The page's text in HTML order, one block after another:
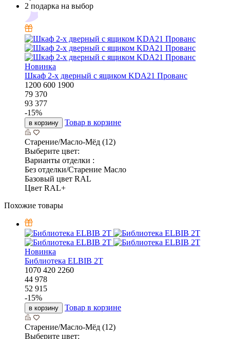
2 подарка на выбор
Новинка
Шкаф 2-х дверный с ящиком KDA21 Прованс
1200 600 1900
79 370
93 377
-15%
в корзину Товар в корзине
Старение/Масло-Мёд (12)
Выберите цвет:
Варианты отделки :
Без отделки/Старение Масло
Базовый цвет RAL
Цвет RAL+
Похожие товары
Новинка
Библиотека ELBIB 2T
1070 420 2260
44 978
52 915
-15%
в корзину Товар в корзине
Старение/Масло-Мёд (12)
Выберите цвет: